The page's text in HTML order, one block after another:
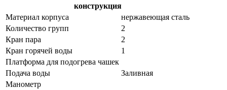
конструкция
Материал корпуса
нержавеющая сталь
Количество групп
2
Кран пара
2
Кран горячей воды
1
Платформа для подогрева чашек
Подача воды
Заливная
Манометр